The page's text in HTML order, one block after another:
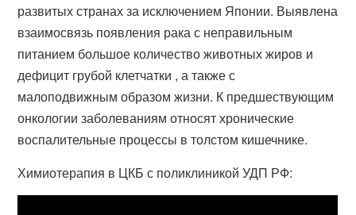
развитых странах за исключением Японии. Выявлена
взаимосвязь появления рака с неправильным
питанием большое количество животных жиров и
дефицит грубой клетчатки , а также с
малоподвижным образом жизни. К предшествующим
онкологии заболеваниям относят хронические
воспалительные процессы в толстом кишечнике.
Химиотерапия в ЦКБ с поликлиникой УДП РФ: